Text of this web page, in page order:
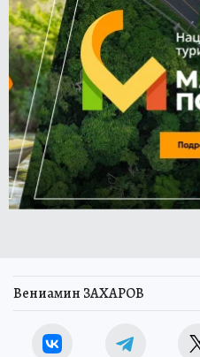
Вениамин ЗАХАРОВ